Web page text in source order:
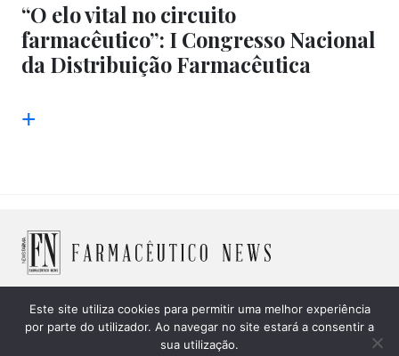
“O elo vital no circuito
farmacêutico”: I Congresso Nacional
da Distribuição Farmacêutica
+
© 2026 Farmacêutico News -Política de Cookies |Política
Este site utiliza cookies para permitir uma melhor experiência
por parte do utilizador. Ao navegar no site estará a consentir a
sua utilização.